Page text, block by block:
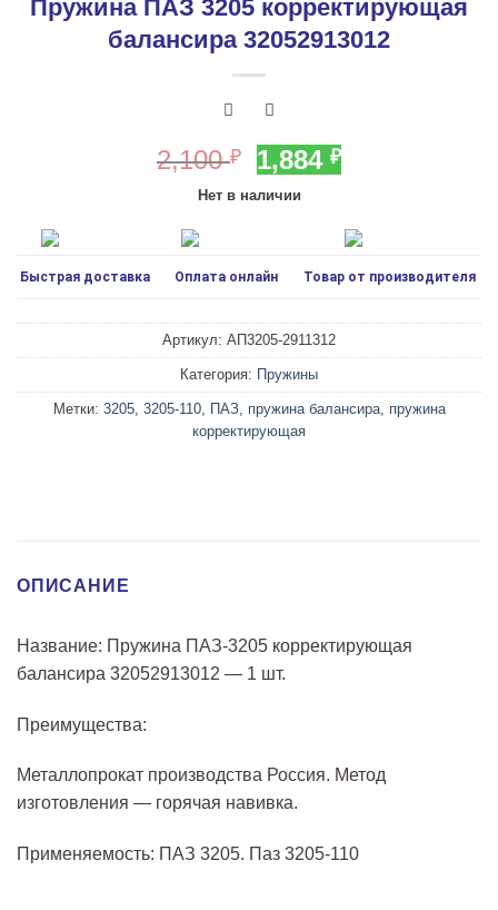
Пружина ПАЗ 3205 корректирующая
балансира 32052913012
2,100₽
Первоначальная
цена
2,100 ₽.
1,884₽Текущая
Нет в наличии
Быстрая доставка Оплата онлайн Товар от производителя
Артикул: АП3205-2911312
Категория: Пружины
Метки: 3205, 3205-110, ПАЗ, пружина балансира, пружина
корректирующая
ОПИСАНИЕ
Название: Пружина ПАЗ-3205 корректирующая
балансира 32052913012 — 1 шт.
Преимущества:
Металлопрокат производства Россия. Метод
изготовления — горячая навивка.
Применяемость: ПАЗ 3205. Паз 3205-110